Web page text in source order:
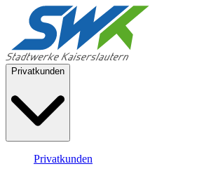
Privatkunden
Privatkunden